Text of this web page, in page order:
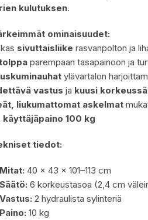
kulutuksen.
ominaisuudet:
sivuttaisliike rasvanpolton ja
parempaan tasapainoon ja
ylävartalon
vastus ja kuusi
liukumattomat askelmat
käyttäjäpaino 100 kg
tiedot:
Mitat: 40 x 43 x 101–113 cm
Säätö: 6 korkeustasoa (2,4 cm
Vastus: 2 hydraulista sylinteriä
Paino: 10 kg